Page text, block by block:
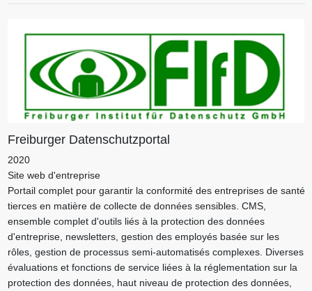
Freiburger Datenschutzportal
2020
Site web d'entreprise
Portail complet pour garantir la conformité des entreprises de santé
tierces en matière de collecte de données sensibles. CMS,
ensemble complet d'outils liés à la protection des données
d'entreprise, newsletters, gestion des employés basée sur les
rôles, gestion de processus semi-automatisés complexes. Diverses
évaluations et fonctions de service liées à la réglementation sur la
protection des données, haut niveau de protection des données,